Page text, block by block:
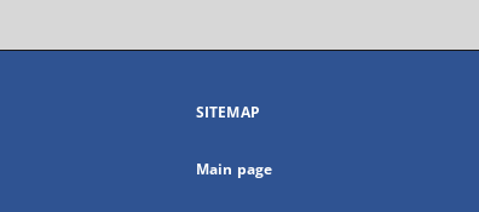
SITEMAP
Main page